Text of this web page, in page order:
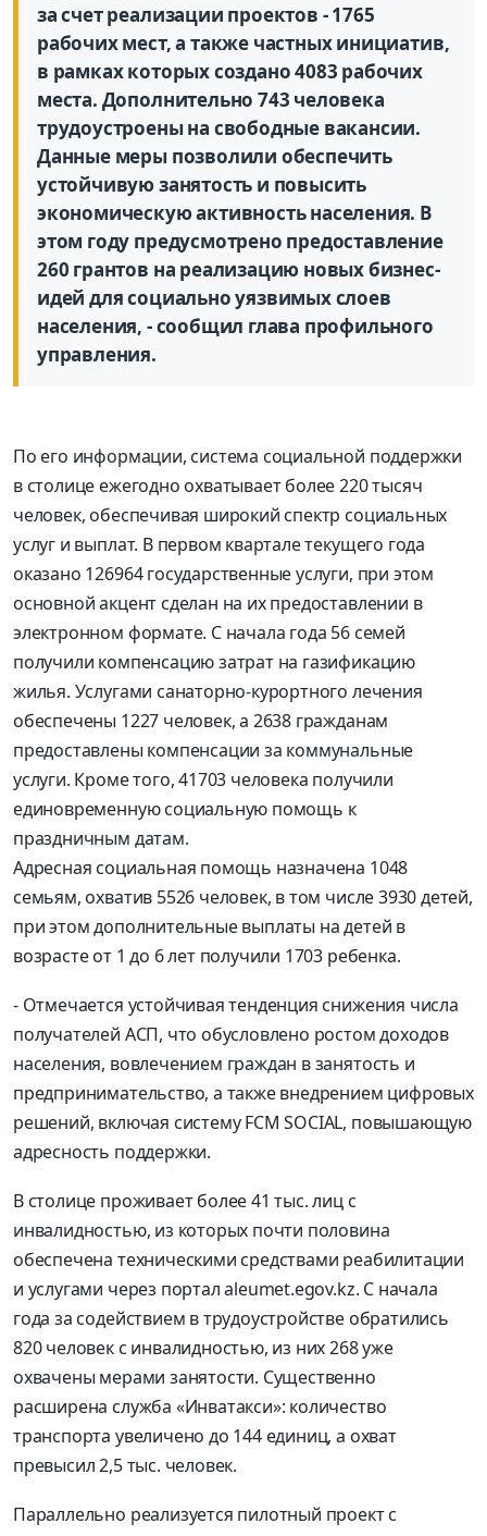
за счет реализации проектов - 1765
рабочих мест, а также частных инициатив,
в рамках которых создано 4083 рабочих
места. Дополнительно 743 человека
трудоустроены на свободные вакансии.
Данные меры позволили обеспечить
устойчивую занятость и повысить
экономическую активность населения. В
этом году предусмотрено предоставление
260 грантов на реализацию новых бизнес-
идей для социально уязвимых слоев
населения, - сообщил глава профильного
управления.
По его информации, система социальной поддержки
в столице ежегодно охватывает более 220 тысяч
человек, обеспечивая широкий спектр социальных
услуг и выплат. В первом квартале текущего года
оказано 126964 государственные услуги, при этом
основной акцент сделан на их предоставлении в
электронном формате. С начала года 56 семей
получили компенсацию затрат на газификацию
жилья. Услугами санаторно-курортного лечения
обеспечены 1227 человек, а 2638 гражданам
предоставлены компенсации за коммунальные
услуги. Кроме того, 41703 человека получили
единовременную социальную помощь к
праздничным датам.
Адресная социальная помощь назначена 1048
семьям, охватив 5526 человек, в том числе 3930 детей,
при этом дополнительные выплаты на детей в
возрасте от 1 до 6 лет получили 1703 ребенка.
- Отмечается устойчивая тенденция снижения числа
получателей АСП, что обусловлено ростом доходов
населения, вовлечением граждан в занятость и
предпринимательство, а также внедрением цифровых
решений, включая систему FCM SOCIAL, повышающую
адресность поддержки.
В столице проживает более 41 тыс. лиц с
инвалидностью, из которых почти половина
обеспечена техническими средствами реабилитации
и услугами через портал aleumet.egov.kz. С начала
года за содействием в трудоустройстве обратились
820 человек с инвалидностью, из них 268 уже
охвачены мерами занятости. Существенно
расширена служба «Инватакси»: количество
транспорта увеличено до 144 единиц, а охват
превысил 2,5 тыс. человек.
Параллельно реализуется пилотный проект с